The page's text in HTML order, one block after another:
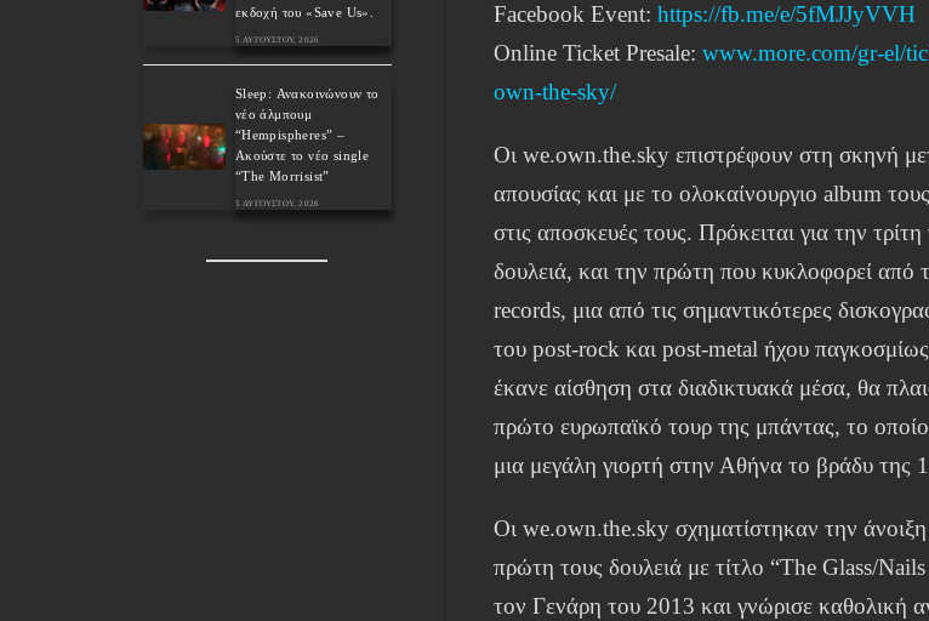
Facebook Event:https://fb.me/e/5fMJJyVVH
Online Ticket Presale:www.more.com/gr-el/
own-the-sky/
Οι we.own.the.sky επιστρέφουν στη σκηνή
απουσίας και με το ολοκαίνουργιο album
στις αποσκευές τους. Πρόκειται για την
δουλειά, και την πρώτη που κυκλοφορεί από
records, μια από τις σημαντικότερες
του post-rock και post-metal ήχου
έκανε αίσθηση στα διαδικτυακά μέσα, θα
πρώτο ευρωπαϊκό τουρ της μπάντας, το
μια μεγάλη γιορτή στην Αθήνα το βράδυ της
Οι we.own.the.sky σχηματίστηκαν την
πρώτη τους δουλειά με τίτλο “The Glass/
τον Γενάρη του 2013 και γνώρισε καθολική
εκδοχή του «Save Us».
5 ΑΥΓΟΎΣΤΟΥ, 2026
Sleep: Ανακοινώνουν το
νέο άλμπουμ
“Hempispheres” –
Ακούστε το νέο single
“The Morrisist”
5 ΑΥΓΟΎΣΤΟΥ, 2026